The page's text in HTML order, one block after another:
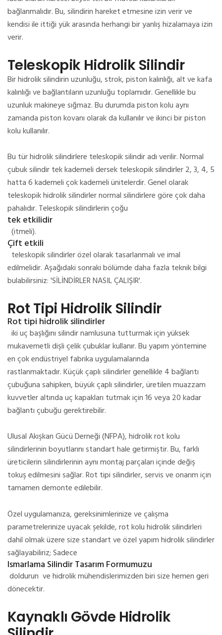
bağlanmalıdır.Bu, silindirin hareket etmesine izin verir ve
kendisi ile ittiği yük arasında herhangi bir yanlış hizalamaya izin
verir.
Teleskopik Hidrolik Silindir
Bir hidrolik silindirin uzunluğu, strok, piston kalınlığı, alt ve kafa
kalınlığı ve bağlantıların uzunluğu toplamıdır.Genellikle bu
uzunluk makineye sığmaz.Bu durumda piston kolu aynı
zamanda piston kovanı olarak da kullanılır ve ikinci bir piston
kolu kullanılır.
Bu tür hidrolik silindirlere teleskopik silindir adı verilir.Normal
çubuk silindir tek kademeli dersek teleskopik silindirler 2, 3, 4, 5
hatta 6 kademeli çok kademeli ünitelerdir.Genel olarak
teleskopik hidrolik silindirler normal silindirlere göre çok daha
pahalıdır. Teleskopik silindirlerin çoğu
tek etkilidir
(itmeli).
Çift etkili
teleskopik silindirler özel olarak tasarlanmalı ve imal
edilmelidir.Aşağıdaki sonraki bölümde daha fazla teknik bilgi
bulabilirsiniz: 'SİLİNDİRLER NASIL ÇALIŞIR'.
Rot Tipi Hidrolik Silindir
Rot tipi hidrolik silindirler
iki uç başlığını silindir namlusuna tutturmak için yüksek
mukavemetli dişli çelik çubuklar kullanır.Bu yapım yöntemine
en çok endüstriyel fabrika uygulamalarında
rastlanmaktadır.Küçük çaplı silindirler genellikle 4 bağlantı
çubuğuna sahipken, büyük çaplı silindirler, üretilen muazzam
kuvvetler altında uç kapakları tutmak için 16 veya 20 kadar
bağlantı çubuğu gerektirebilir.
Ulusal Akışkan Gücü Derneği (NFPA), hidrolik rot kolu
silindirlerinin boyutlarını standart hale getirmiştir.Bu, farklı
üreticilerin silindirlerinin aynı montaj parçaları içinde değiş
tokuş edilmesini sağlar.Rot tipi silindirler, servis ve onarım için
tamamen demonte edilebilir.
Özel uygulamanıza, gereksinimlerinize ve çalışma
parametrelerinize uyacak şekilde, rot kolu hidrolik silindirleri
dahil olmak üzere size standart ve özel yapım hidrolik silindirler
sağlayabiliriz;Sadece
Ismarlama Silindir Tasarım Formumuzu
doldurun ve hidrolik mühendislerimizden biri size hemen geri
dönecektir.
Kaynaklı Gövde Hidrolik